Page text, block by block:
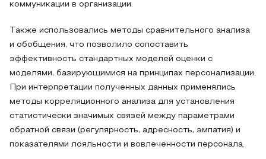
коммуникации в организации.
Также использовались методы сравнительного анализа
и обобщения, что позволило сопоставить
эффективность стандартных моделей оценки с
моделями, базирующимися на принципах персонализации.
При интерпретации полученных данных применялись
методы корреляционного анализа для установления
статистически значимых связей между параметрами
обратной связи (регулярность, адресность, эмпатия) и
показателями лояльности и вовлеченности персонала.